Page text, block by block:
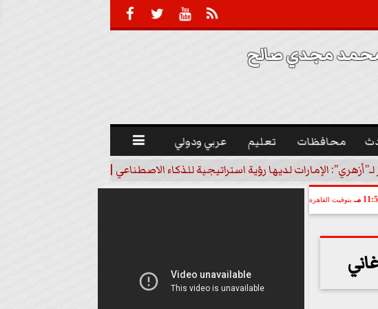
  

مجدي صالح
محافظات تعليم عربي ودولي 
الإمارات لديها رؤية استراتيجية للذكاء الاصطناعي | فيديو
مـ بتوقيت القاهرة